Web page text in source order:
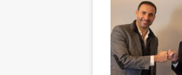
Berrada
Sounni
à
la
tête
de